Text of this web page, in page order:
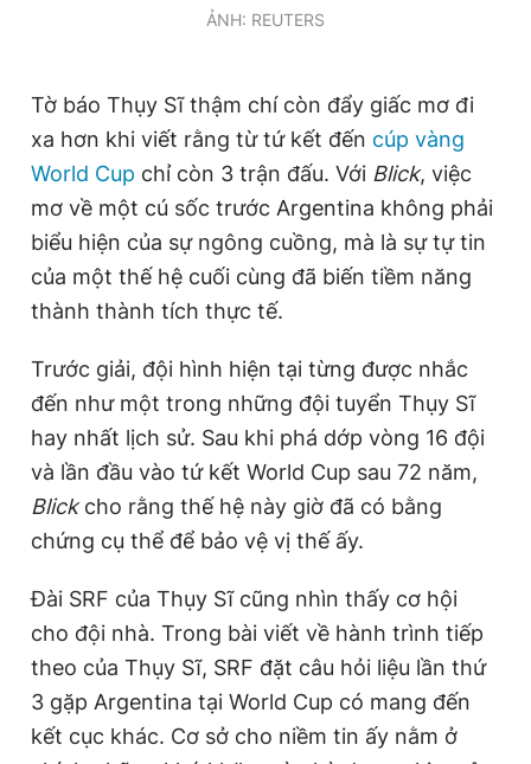
ẢNH: REUTERS
Tờ báo Thụy Sĩ thậm chí còn đẩy giấc mơ đi
xa hơn khi viết rằng từ tứ kết đến cúp vàng
World Cup chỉ còn 3 trận đấu. Với Blick, việc
mơ về một cú sốc trước Argentina không phải
biểu hiện của sự ngông cuồng, mà là sự tự tin
của một thế hệ cuối cùng đã biến tiềm năng
thành thành tích thực tế.
Trước giải, đội hình hiện tại từng được nhắc
đến như một trong những đội tuyển Thụy Sĩ
hay nhất lịch sử. Sau khi phá dớp vòng 16 đội
và lần đầu vào tứ kết World Cup sau 72 năm,
Blickcho rằng thế hệ này giờ đã có bằng
chứng cụ thể để bảo vệ vị thế ấy.
Đài SRF của Thụy Sĩ cũng nhìn thấy cơ hội
cho đội nhà. Trong bài viết về hành trình tiếp
theo của Thụy Sĩ, SRF đặt câu hỏi liệu lần thứ
3 gặp Argentina tại World Cup có mang đến
kết cục khác. Cơ sở cho niềm tin ấy nằm ở